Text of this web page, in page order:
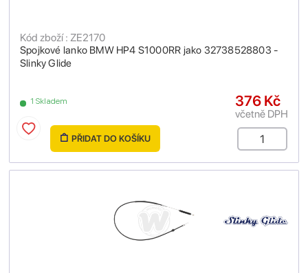
Spojkové lanko BMW HP4 S1000RR jako 32738528803 -
Slinky Glide
Kód zboží : ZE2170
1 Skladem 376 Kč
včetně DPH
PŘIDAT DO KOŠÍKU